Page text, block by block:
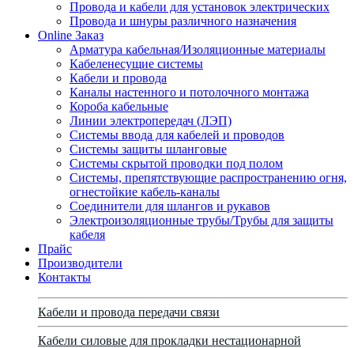
Провода и кабели для установок электрических
Провода и шнуры различного назначения
Online Заказ
Арматура кабельная/Изоляционные материалы
Кабеленесущие системы
Кабели и провода
Каналы настенного и потолочного монтажа
Короба кабельные
Линии электропередач (ЛЭП)
Системы ввода для кабелей и проводов
Системы защиты шланговые
Системы скрытой проводки под полом
Системы, препятствующие распространению огня,
огнестойкие кабель-каналы
Соединители для шлангов и рукавов
Электроизоляционные трубы/Трубы для защиты
кабеля
Прайс
Производители
Контакты
Кабели и провода передачи связи
Кабели силовые для прокладки нестационарной